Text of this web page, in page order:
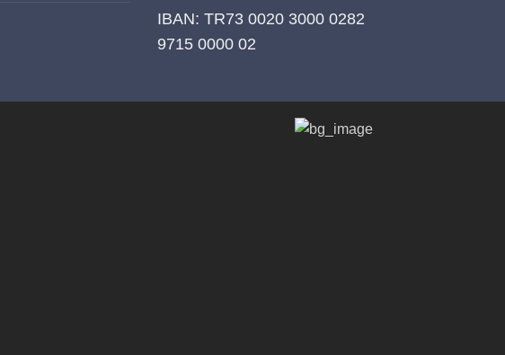
IBAN: TR73 0020 3000 0282
9715 0000 02